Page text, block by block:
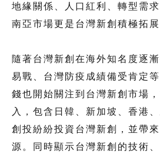
地緣關係、人口紅利、轉型需
南亞市場更是台灣新創積極拓展
隨著台灣新創在海外知名度逐
易戰、台灣防疫成績備受肯定
錢也開始關注到台灣新創市場
入，包含日韓、新加坡、香港
創投紛紛投資台灣新創，並帶
源。同時顯示台灣新創的技術